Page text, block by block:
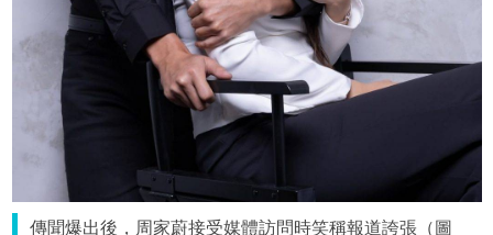
傳聞爆出後，周家蔚接受媒體訪問時笑稱報道誇張（圖